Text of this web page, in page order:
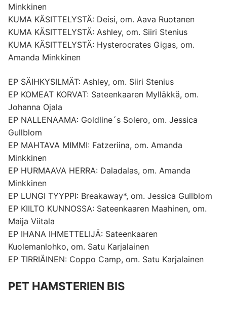
Minkkinen
KUMA KÄSITTELYSTÄ: Deisi, om. Aava Ruotanen
KUMA KÄSITTELYSTÄ: Ashley, om. Siiri Stenius
KUMA KÄSITTELYSTÄ: Hysterocrates Gigas, om.
Amanda Minkkinen
EP SÄIHKYSILMÄT: Ashley, om. Siiri Stenius
EP KOMEAT KORVAT: Sateenkaaren Mylläkkä, om.
Johanna Ojala
EP NALLENAAMA: Goldline´s Solero, om. Jessica
Gullblom
EP MAHTAVA MIMMI: Fatzeriina, om. Amanda
Minkkinen
EP HURMAAVA HERRA: Daladalas, om. Amanda
Minkkinen
EP LUNGI TYYPPI: Breakaway*, om. Jessica Gullblom
EP KIILTO KUNNOSSA: Sateenkaaren Maahinen, om.
Maija Viitala
EP IHANA IHMETTELIJÄ: Sateenkaaren
Kuolemanlohko, om. Satu Karjalainen
EP TIRRIÄINEN: Coppo Camp, om. Satu Karjalainen
PET HAMSTERIEN BIS